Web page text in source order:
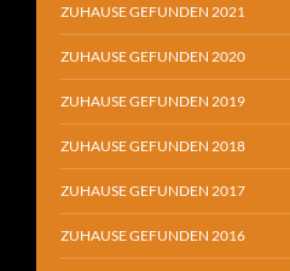
ZUHAUSE GEFUNDEN 2021
ZUHAUSE GEFUNDEN 2020
ZUHAUSE GEFUNDEN 2019
ZUHAUSE GEFUNDEN 2018
ZUHAUSE GEFUNDEN 2017
ZUHAUSE GEFUNDEN 2016